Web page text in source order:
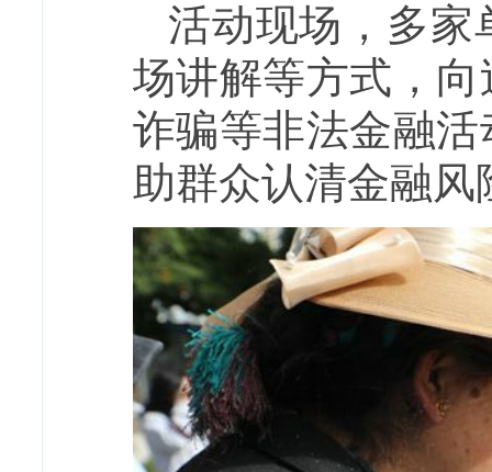
活动现场，多家
场讲解等方式，
诈骗等非法金融
助群众认清金融